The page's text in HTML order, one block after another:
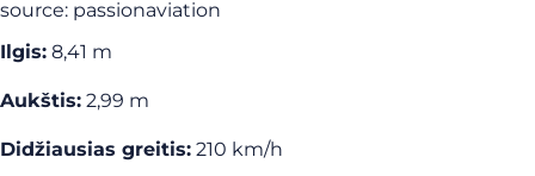
source: passionaviation
Ilgis: 8,41 m
Aukštis: 2,99 m
Didžiausias greitis: 210 km/h